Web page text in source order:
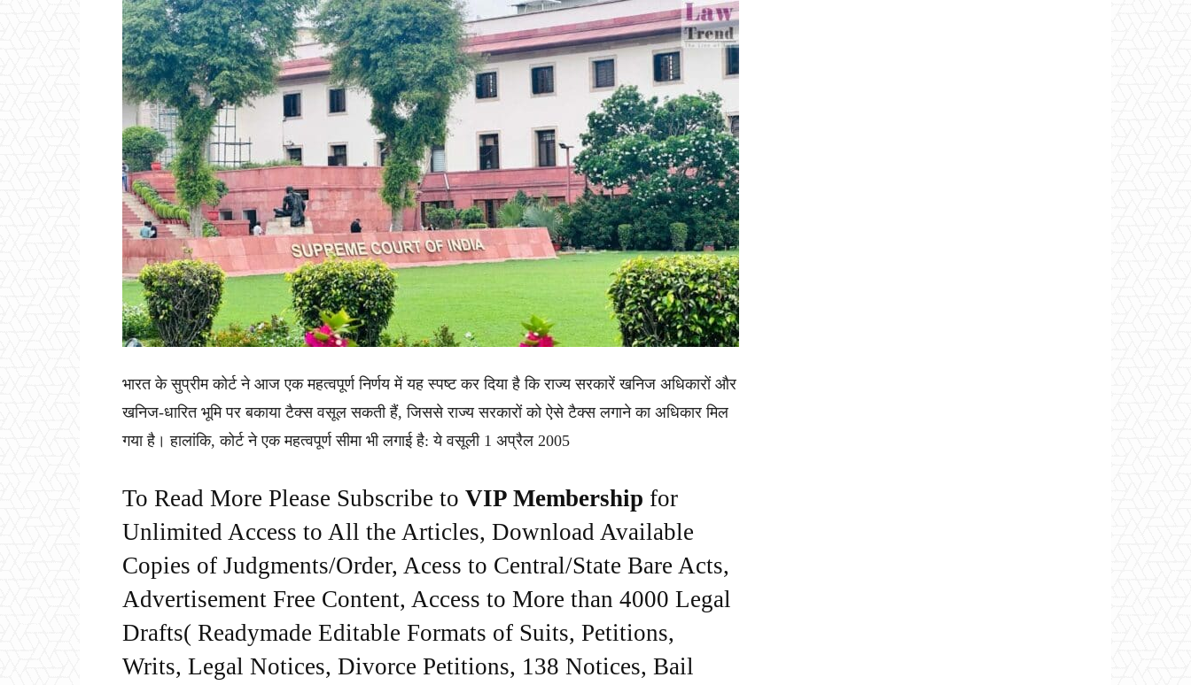
भारत के सुप्रीम कोर्ट ने आज एक महत्वपूर्ण निर्णय में यह स्पष्ट कर दिया है कि राज्य सरकारें खनिज अधिकारों और
खनिज-धारित भूमि पर बकाया टैक्स वसूल सकती हैं, जिससे राज्य सरकारों को ऐसे टैक्स लगाने का अधिकार मिल
गया है। हालांकि, कोर्ट ने एक महत्वपूर्ण सीमा भी लगाई है: ये वसूली 1 अप्रैल 2005
To Read More Please Subscribe to VIP Membership for
Unlimited Access to All the Articles, Download Available
Copies of Judgments/Order, Acess to Central/State Bare Acts,
Advertisement Free Content, Access to More than 4000 Legal
Drafts( Readymade Editable Formats of Suits, Petitions,
Writs, Legal Notices, Divorce Petitions, 138 Notices, Bail